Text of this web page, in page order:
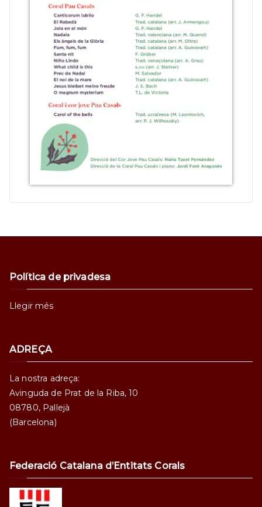
Política de privadesa
Llegir més
ADREÇA
La nostra adreça:
Avinguda de Prat de la Riba, 10
08780, Pallejà
(Barcelona)
Federació Catalana d’Entitats Corals